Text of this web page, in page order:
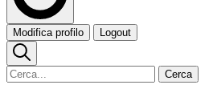
Modifica profilo Logout
Cerca